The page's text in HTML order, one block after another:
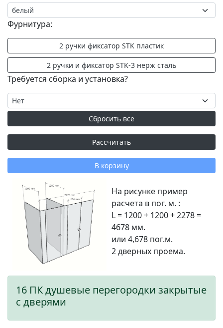
Фурнитура:
Требуется сборка и установка?
В корзину
На рисунке пример
расчета в пог. м. :
L = 1200 + 1200 + 2278 =
4678 мм.
или 4,678 пог.м.
2 дверных проема.
16 ПК душевые перегородки закрытые
с дверями